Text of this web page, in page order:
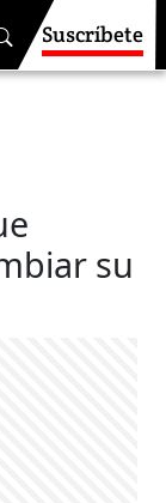
Suscríbete
su